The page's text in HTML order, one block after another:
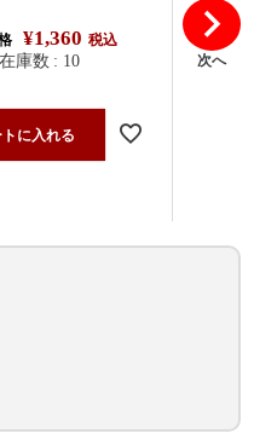
¥1,360 税込
在庫数 10
トに入れる
現在販売価格
次へ